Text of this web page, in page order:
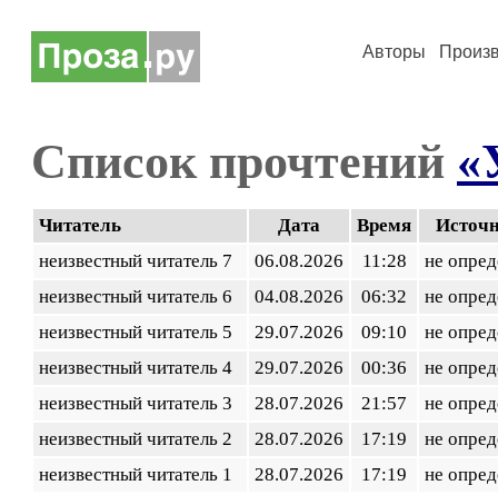
Авторы
Список прочтений
Читатель Дата Время
неизвестный читатель 7
06.08.2026 11:28
не
неизвестный читатель 6
04.08.2026 06:32
не
неизвестный читатель 5
29.07.2026 09:10
не
неизвестный читатель 4
29.07.2026 00:36
не
неизвестный читатель 3
28.07.2026 21:57
не
неизвестный читатель 2
28.07.2026 17:19
не
неизвестный читатель 1
28.07.2026 17:19 не